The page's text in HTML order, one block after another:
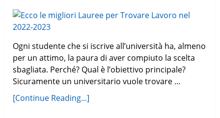
Ogni studente che si iscrive all’università ha, almeno
per un attimo, la paura di aver compiuto la scelta
sbagliata. Perché? Qual è l’obiettivo principale?
Sicuramente un universitario vuole trovare …
[Continue Reading...]